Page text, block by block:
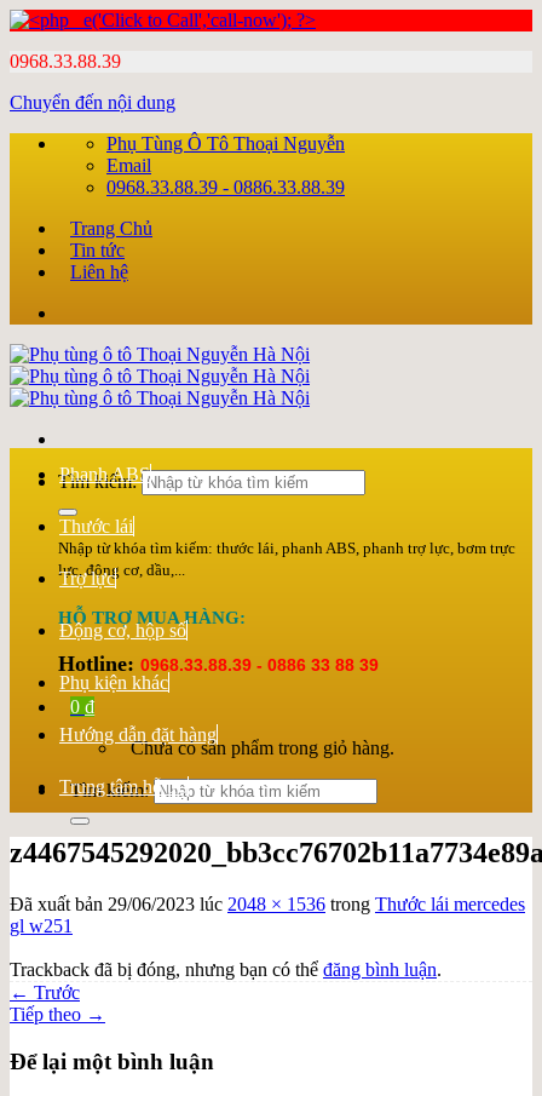
0968.33.88.39
Chuyển đến nội dung
Phụ Tùng Ô Tô Thoại Nguyễn
Email
0968.33.88.39 - 0886.33.88.39
Trang Chủ
Tin tức
Liên hệ
Tìm kiếm:
Nhập từ khóa tìm kiếm: thước lái, phanh ABS, phanh trợ lực, bơm trực
lực, động cơ, dầu,...
HỖ TRỢ MUA HÀNG:
Hotline: 0968.33.88.39 - 0886 33 88 39
0 ₫
Chưa có sản phẩm trong giỏ hàng.
Tìm kiếm:
Phanh ABS
Thước lái
Trợ lực
Động cơ, hộp số
Phụ kiện khác
Hướng dẫn đặt hàng
Trung tâm hỗ trợ
Đã xuất bản 29/06/2023 lúc 2048 × 1536 trong Thước lái mercedes
gl w251
Trackback đã bị đóng, nhưng bạn có thể đăng bình luận.
← Trước
Tiếp theo →
Để lại một bình luận